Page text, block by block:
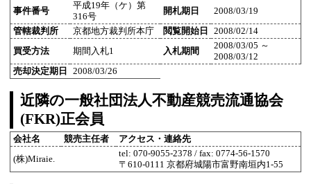
事件番号
平成19年（ケ）第
316号
開札期日 2008/03/19
管轄裁判所 京都地方裁判所本庁 閲覧開始日 2008/02/14
買受方法 期間入札1 入札期間
2008/03/05 ～
2008/03/12
売却決定期日
2008/03/26
近隣の一般社団法人不動産競売流通協会
(FKR)正会員
会社名 競売主任者 アクセス・連絡先
(株)Miraie.
tel: 070-9055-2378 / fax: 0774-56-1570
〒610-0111 京都府城陽市富野南垣内1-55